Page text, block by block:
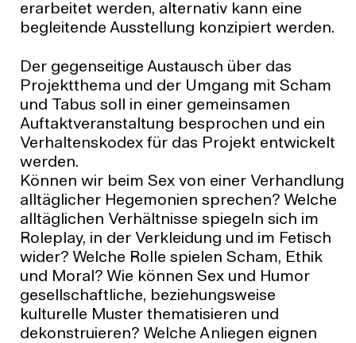
erarbeitet werden, alternativ kann eine
begleitende Ausstellung konzipiert werden.
Der gegenseitige Austausch über das
Projektthema und der Umgang mit Scham
und Tabus soll in einer gemeinsamen
Auftaktveranstaltung besprochen und ein
Verhaltenskodex für das Projekt entwickelt
werden.
Können wir beim Sex von einer Verhandlung
alltäglicher Hegemonien sprechen? Welche
alltäglichen Verhältnisse spiegeln sich im
Roleplay, in der Verkleidung und im Fetisch
wider? Welche Rolle spielen Scham, Ethik
und Moral? Wie können Sex und Humor
gesellschaftliche, beziehungsweise
kulturelle Muster thematisieren und
dekonstruieren? Welche Anliegen eignen